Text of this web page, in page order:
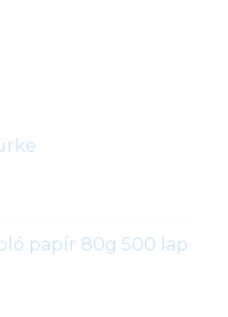
papír 80g 500 lap